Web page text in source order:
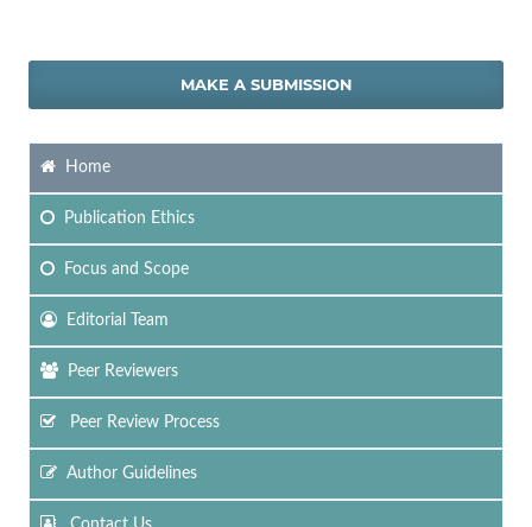
MAKE A SUBMISSION
Home
Publication Ethics
Focusand Scope
Editorial Team
Peer Reviewers
Peer Review Process
Author Guidelines